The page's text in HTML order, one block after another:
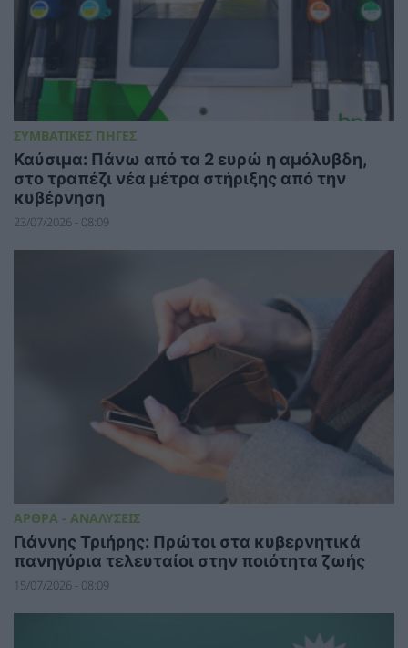
ΣΥΜΒΑΤΙΚΕΣ ΠΗΓΕΣ
Καύσιμα: Πάνω από τα 2 ευρώ η αμόλυβδη,
στο τραπέζι νέα μέτρα στήριξης από την
κυβέρνηση
23/07/2026 - 08:09
ΑΡΘΡΑ - ΑΝΑΛΥΣΕΙΣ
Γιάννης Τριήρης: Πρώτοι στα κυβερνητικά
πανηγύρια τελευταίοι στην ποιότητα ζωής
15/07/2026 - 08:09